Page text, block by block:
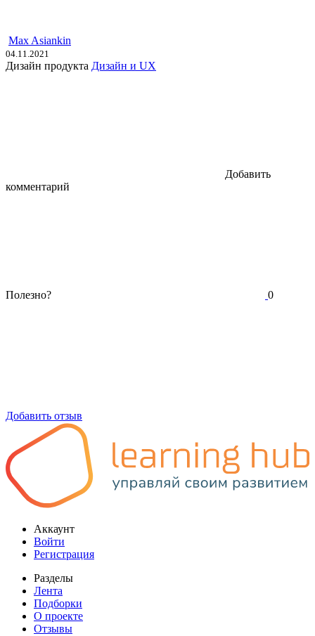
Max Asiankin
04.11.2021
Дизайн продукта Дизайн и UX
Добавить
комментарий
Полезно? 0
Добавить отзыв
Аккаунт
Войти
Регистрация
Разделы
Лента
Подборки
О проекте
Отзывы